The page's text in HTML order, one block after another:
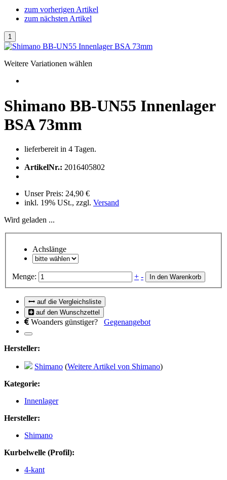
zum vorherigen Artikel
zum nächsten Artikel
Weitere Variationen wählen
Shimano BB-UN55 Innenlager
BSA 73mm
lieferbereit in 4 Tagen.
ArtikelNr.: 2016405802
Unser Preis: 24,90 €
inkl. 19% USt., zzgl. Versand
Wird geladen ...
Achslänge
Menge: + - In den Warenkorb
auf die Vergleichsliste
auf den Wunschzettel
Woanders günstiger? Gegenangebot
Hersteller:
Shimano (Weitere Artikel von Shimano)
Kategorie:
Innenlager
Hersteller:
Shimano
Kurbelwelle (Profil):
4-kant